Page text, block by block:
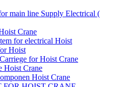
main line Supply Electrical (
Crane
for electrical Hoist
Hoist
for Hoist Crane
Hoist Crane
Hoist Crane